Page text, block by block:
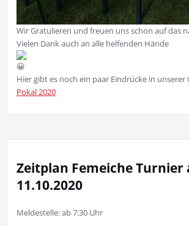
Wir Gratulieren und freuen uns schon auf das
Vielen Dank auch an alle helfenden Hände
Hier gibt es noch ein paar Eindrücke in unserer
Pokal 2020
Zeitplan Femeiche Turnier
11.10.2020
Meldestelle: ab 7:30 Uhr